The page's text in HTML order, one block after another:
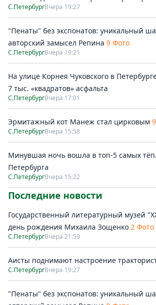
С.ПетербургВчера 19:27
"Пенаты" без экспонатов: уникальный
авторский замысел Репина 9 Фото
С.ПетербургВчера 19:21
На улице Корнея Чуковского в
7 тыс. «квадратов» асфальта
С.ПетербургВчера 17:01
Эрмитажный кот Манеж стал цирковым
С.ПетербургВчера 15:58
Минувшая ночь вошла в топ-5 самых
Петербурга
С.ПетербургВчера 15:22
Последние новости
Государственный литературный музей
день рождения Михаила Зощенко 2 Фото
С.ПетербургВчера 21:59
Аисты поднимают настроение
С.ПетербургВчера 19:27
"Пенаты" без экспонатов: уникальный